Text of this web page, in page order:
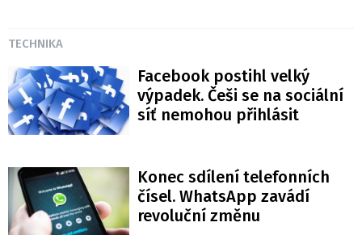
TECHNIKA
Facebook postihl velký
výpadek. Češi se na sociální
síť nemohou přihlásit
Konec sdílení telefonních
čísel. WhatsApp zavádí
revoluční změnu